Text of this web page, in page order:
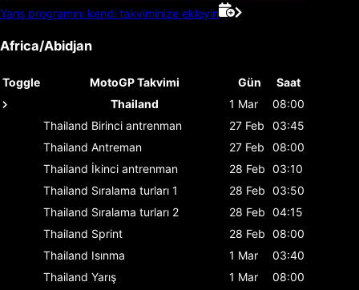
Yarış programını kendi takviminize ekleyin
Africa/Abidjan
Toggle MotoGP Takvimi Gün
Saat
Thailand
1 Mar
08:00
Thailand Birinci antrenman 27 Feb
03:45
Thailand Antreman 27 Feb
08:00
Thailand İkinci antrenman 28 Feb 03:10
Thailand Sıralama turları 1 28 Feb 03:50
Thailand Sıralama turları 2 28 Feb 04:15
Thailand Sprint 28 Feb 08:00
Thailand Isınma 1 Mar
03:40
Thailand Yarış 1 Mar
08:00